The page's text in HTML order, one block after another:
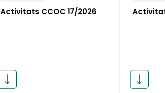
Activitats CCOC 17/2026